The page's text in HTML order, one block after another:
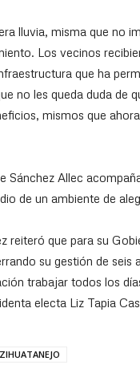
lluvia, misma que no
Los vecinos
que ha
no les queda duda de
mismos que
Sánchez Allec
de un ambiente de
reiteró que para su
su gestión de seis
trabajar todos los
electa Liz Tapia
ZIHUATANEJO